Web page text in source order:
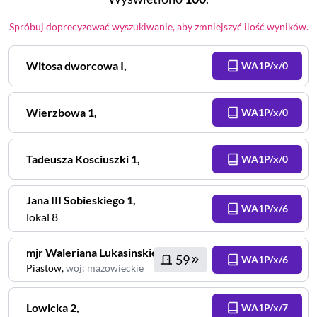
Spróbuj doprecyzować wyszukiwanie, aby zmniejszyć ilość wyników.
Witosa dworcowa I, WA1P/x/0
Wierzbowa 1, WA1P/x/0
Tadeusza Kosciuszki 1, WA1P/x/0
Jana III Sobieskiego 1,
lokal 8
WA1P/x/6
mjr Waleriana Lukasinskiego 2,
Piastow,woj: mazowieckie
59 WA1P/x/6
Lowicka 2, WA1P/x/7